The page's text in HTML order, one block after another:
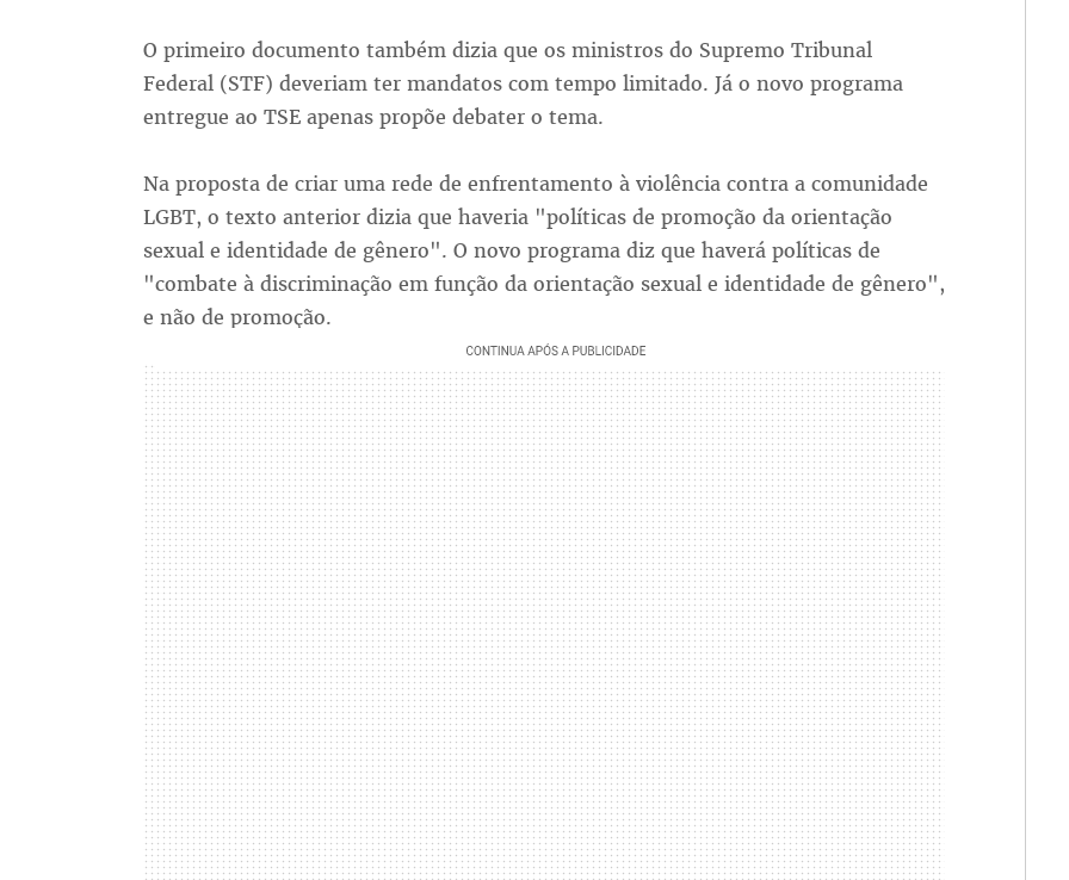
O primeiro documento também dizia que os ministros do Supremo Tribunal
Federal (STF) deveriam ter mandatos com tempo limitado. Já o novo programa
entregue ao TSE apenas propõe debater o tema.
Na proposta de criar uma rede de enfrentamento à violência contra a comunidade
LGBT, o texto anterior dizia que haveria "políticas de promoção da orientação
sexual e identidade de gênero". O novo programa diz que haverá políticas de
"combate à discriminação em função da orientação sexual e identidade de gênero",
e não de promoção.